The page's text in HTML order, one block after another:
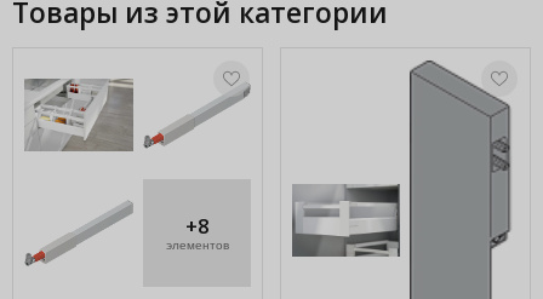
Товары из этой категории
+8
элементов